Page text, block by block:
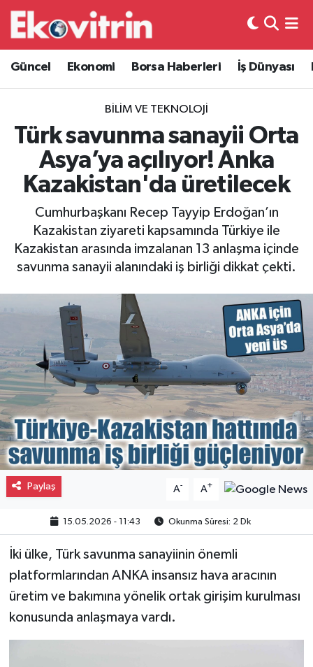
Güncel Ekonomi Borsa Haberleri İş Dünyası
BILIM VE TEKNOLOJI
Türk savunma sanayii Orta
Asya’ya açılıyor! Anka
Kazakistan'da üretilecek
Cumhurbaşkanı Recep Tayyip Erdoğan’ın
Kazakistan ziyareti kapsamında Türkiye ile
Kazakistan arasında imzalanan 13 anlaşma içinde
savunma sanayii alanındaki iş birliği dikkat çekti.
Paylaş A- A+
15.05.2026 - 11:43 Okunma Süresi: 2 Dk
İki ülke, Türk savunma sanayiinin önemli
platformlarından ANKA insansız hava aracının
üretim ve bakımına yönelik ortak girişim kurulması
konusunda anlaşmaya vardı.
Güncel
Ekonomi
Borsa Haberleri
İş Dünyası
Lojistik
Otovitrin
Asayiş
Magazin
Gayrimenkul
Spor
Eğitim
Hava Durumu
Trafik Durumu
Süper Lig Puan Durumu ve Fikstür
Tüm Manşetler
Son Dakika Haberleri
Haber Arşivi